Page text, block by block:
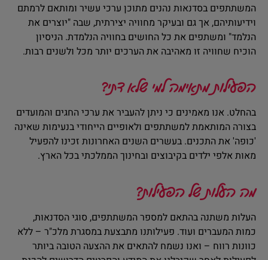
המשתתפים בסדנאות נהנים מתוכן ערכי עשיר ומותאם לרמתם
וידיעותיהם, אך גם ובעיקר מחוויה יצירתית, שבה "יוצרים את
הנלמד" ומשתפים את כל החושים בחוויה הנלמדת. הניסיון
הוכיח שחוויה זו מאהיבה את הערכים יותר מכל ולשנים רבות.
הפעילות מתאימה למי שלא דתי?
בהחלט. אנו מאמינים כי ניתן להעביר את ערכי החגים והמועדים
בצורה המותאמת למשתתפים ולאופיים הייחודי בנעימות שאינה
'כופה' את התכנים. בעשרים השנים האחרונות זכינו להפעיל
מאות אלפי ילדים בקיבוצים ובחינוך הממלכתי בכל הארץ.
מה העלות של הפעילות?
העלות משתנה בהתאם למספר המשתתפים, סוגי הסדנאות,
כמות המעברים ועוד. פעילותנו מתבצעת במסגרת מלכ"ר – ללא
כוונות רווח – ואנו נשמח להתאים את ההצעה הטובה ביותר